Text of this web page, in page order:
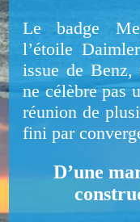
Le badge
l’étoile
issue de Benz,
ne célèbre pas
réunion de
fini par
D’une